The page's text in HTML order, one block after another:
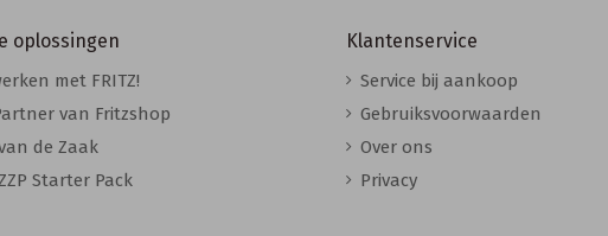
oplossingen
met FRITZ!
van Fritzshop
de Zaak
Starter Pack
Klantenservice
Service bij aankoop
Gebruiksvoorwaarden
Over ons
Privacy